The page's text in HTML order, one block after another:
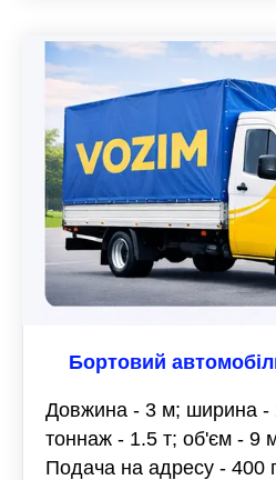
Бортовий
Довжина - 3 м; ширина -
тоннаж - 1.5 т; об'єм - 9
Подача на адресу - 400